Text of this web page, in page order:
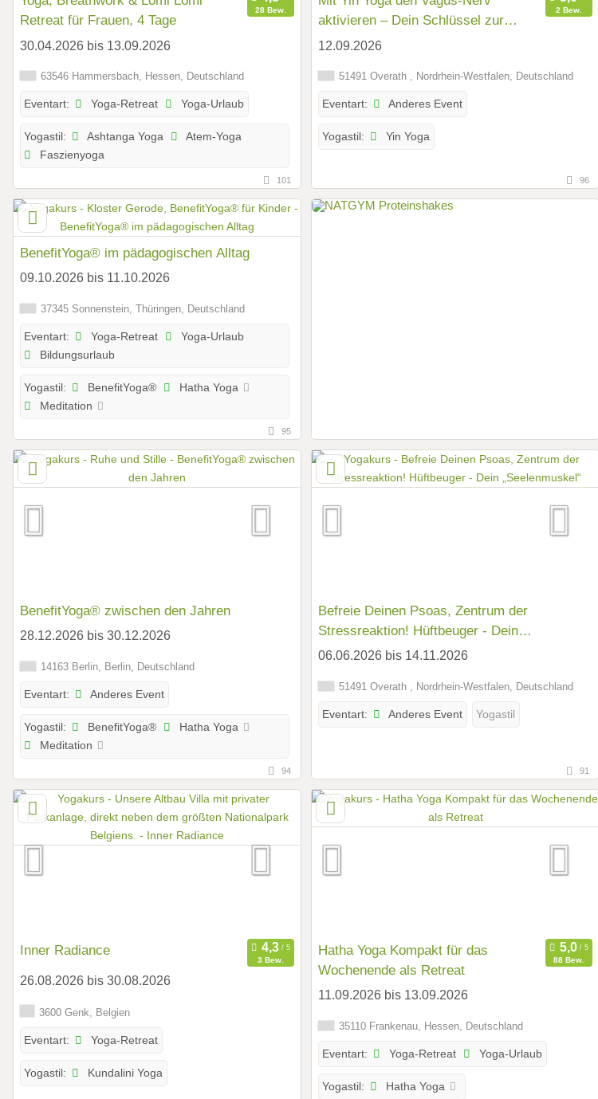
Retreat für Frauen, 4 Tage
28 Bew.
30.04.2026 bis 13.09.2026
63546 Hammersbach, Hessen, Deutschland
Eventart: Yoga-Retreat Yoga-Urlaub
Yogastil: Ashtanga Yoga
Atem-Yoga
Faszienyoga
101
aktivieren – Dein Schlüssel zur
Entspannung und Selbstheilung
2 Bew.
12.09.2026
51491 Overath , Nordrhein-Westfalen, Deutschland
Eventart: Anderes Event
Yogastil: Yin Yoga
96
BenefitYoga® im pädagogischen Alltag
09.10.2026 bis 11.10.2026
37345 Sonnenstein, Thüringen, Deutschland
Eventart: Yoga-Retreat
Yoga-Urlaub
Bildungsurlaub
Yogastil: BenefitYoga®
Hatha Yoga
Meditation
95
BenefitYoga® zwischen den Jahren
28.12.2026 bis 30.12.2026
14163 Berlin, Berlin, Deutschland
Eventart: Anderes Event
Yogastil: BenefitYoga®
Hatha Yoga
Meditation
94
Befreie Deinen Psoas, Zentrum der
Stressreaktion! Hüftbeuger - Dein
„Seelenmuskel“
06.06.2026 bis 14.11.2026
51491 Overath , Nordrhein-Westfalen, Deutschland
Eventart: Anderes Event Yogastil
91
Inner Radiance
3 Bew.
26.08.2026 bis 30.08.2026
3600 Genk, Belgien
Eventart: Yoga-Retreat
Yogastil: Kundalini Yoga
Hatha Yoga Kompakt für das
Wochenende als Retreat
88 Bew.
11.09.2026 bis 13.09.2026
35110 Frankenau, Hessen, Deutschland
Eventart: Yoga-Retreat Yoga-Urlaub
Yogastil: Hatha Yoga